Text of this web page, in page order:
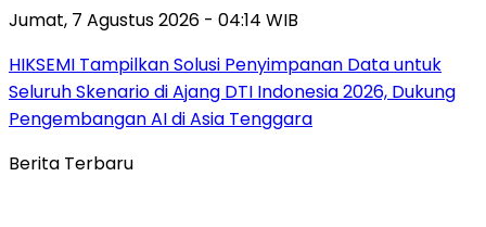
Jumat, 7 Agustus 2026 - 04:14 WIB
HIKSEMI Tampilkan Solusi Penyimpanan Data untuk
Seluruh Skenario di Ajang DTI Indonesia 2026, Dukung
Pengembangan AI di Asia Tenggara
Berita Terbaru